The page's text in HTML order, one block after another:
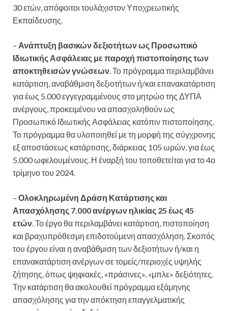
30 ετών, απόφοιτοι τουλάχιστον Υποχρεωτικής
Εκπαίδευσης.
– Ανάπτυξη βασικών δεξιοτήτων ως Προσωπικό
Ιδιωτικής Ασφάλειας με παροχή πιστοποίησης των
αποκτηθεισών γνώσεων . Το πρόγραμμα περιλαμβάνει
κατάρτιση, αναβάθμιση δεξιοτήτων ή/και επανακατάρτιση
για έως 5.000 εγγεγραμμένους στο μητρώο της ΔΥΠΑ
ανέργους, προκειμένου να απασχοληθούν ως
Προσωπικό Ιδιωτικής Ασφάλειας κατόπιν πιστοποίησης.
Το πρόγραμμα θα υλοποιηθεί με τη μορφή της σύγχρονης
εξ αποστάσεως κατάρτισης, διάρκειας 105 ωρών, για έως
5.000 ωφελουμένους. Η έναρξή του τοποθετείται για το 4ο
τρίμηνο του 2024.
– Ολοκληρωμένη Δράση Κατάρτισης και
Απασχόλησης 7.000 ανέργων ηλικίας 25 έως 45
ετών . Το έργο θα περιλαμβάνει κατάρτιση, πιστοποίηση
και βραχυπρόθεσμη επιδοτούμενη απασχόληση. Σκοπός
του έργου είναι η αναβάθμιση των δεξιοτήτων ή/και η
επανακατάρτιση ανέργων σε τομείς/περιοχές υψηλής
ζήτησης, όπως ψηφιακές, «πράσινες», «μπλε» δεξιότητες.
Την κατάρτιση θα ακολουθεί πρόγραμμα εξάμηνης
απασχόλησης για την απόκτηση επαγγελματικής